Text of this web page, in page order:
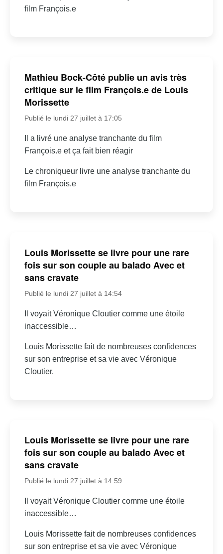
film François.e
Mathieu Bock-Côté publie un avis très
critique sur le film François.e de Louis
Morissette
Publié le lundi 27 juillet à 17:05
Il a livré une analyse tranchante du film
François.e et ça fait bien réagir
Le chroniqueur livre une analyse tranchante du
film François.e
Louis Morissette se livre pour une rare
fois sur son couple au balado Avec et
sans cravate
Publié le lundi 27 juillet à 14:54
Il voyait Véronique Cloutier comme une étoile
inaccessible…
Louis Morissette fait de nombreuses confidences
sur son entreprise et sa vie avec Véronique
Cloutier.
Louis Morissette se livre pour une rare
fois sur son couple au balado Avec et
sans cravate
Publié le lundi 27 juillet à 14:59
Il voyait Véronique Cloutier comme une étoile
inaccessible…
Louis Morissette fait de nombreuses confidences
sur son entreprise et sa vie avec Véronique